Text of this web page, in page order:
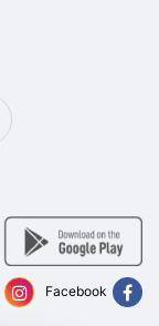
Facebook